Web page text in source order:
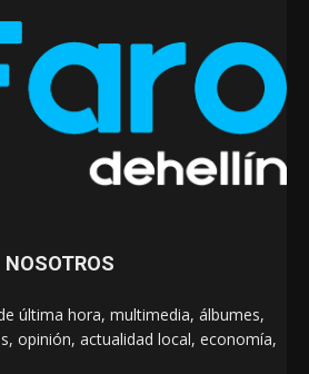
NOSOTROS
última hora, multimedia, álbumes,
opinión, actualidad local, economía,